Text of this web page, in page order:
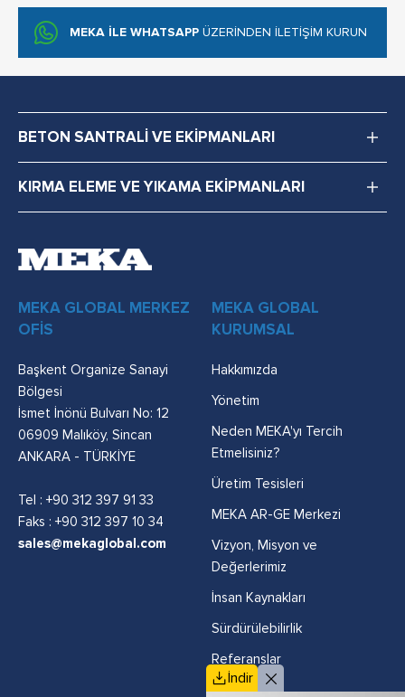
MEKA İLE WHATSAPP ÜZERİNDEN İLETİŞİM KURUN
BETON SANTRALİ VE EKİPMANLARI
KIRMA ELEME VE YIKAMA EKİPMANLARI
MEKA GLOBAL MERKEZ
OFİS
Başkent Organize Sanayi
Bölgesi
İsmet İnönü Bulvarı No: 12
06909 Malıköy, Sincan
ANKARA - TÜRKİYE
Tel : +90 312 397 91 33
Faks : +90 312 397 10 34
sales@mekaglobal.com
MEKA GLOBAL
KURUMSAL
Hakkımızda
Yönetim
Neden MEKA'yı Tercih
Etmelisiniz?
Üretim Tesisleri
MEKA AR-GE Merkezi
Vizyon, Misyon ve
Değerlerimiz
İnsan Kaynakları
Sürdürülebilirlik
Referanslar
Politikalar
İndir